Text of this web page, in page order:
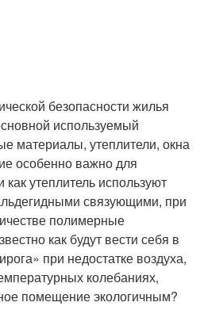
безопасности жилья
используемый
материалы, утеплители, окна
особенно важно для
утеплитель используют
связующими, при
полимерные
как будут вести себя в
при недостатке воздуха,
колебаниях,
помещение экологичным?